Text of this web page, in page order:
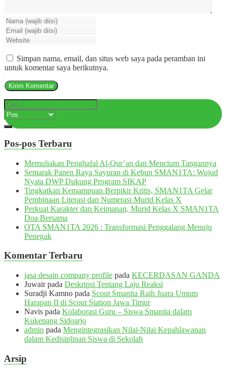
Simpan nama, email, dan situs web saya pada peramban ini
untuk komentar saya berikutnya.
Pos-pos Terbaru
Memuliakan Penghafal Al-Qur’an dan Mencium Tangannya
Semarak Panen Raya Sayuran di Kebun SMAN1TA: Wujud
Nyata DWP Dukung Program SIKAP
Tingkatkan Kemampuan Berpikir Kritis, SMAN1TA Gelar
Pembinaan Literasi dan Numerasi Murid Kelas X
Perkuat Karakter dan Keimanan, Murid Kelas X SMAN1TA
Doa Bersama
OTA SMAN1TA 2026 : Transformasi Penggalang Menuju
Penegak
Komentar Terbaru
jasa desain company profile pada KECERDASAN GANDA
Juwairpada Deskripsi Tentang Laju Reaksi
Suradji Kamno pada Scout Smanita Raih Juara Umum
Harapan II di Scout Station Jawa Timur
Navis pada Kolaborasi Guru – Siswa Smanita dalam
Kukenang Sidoarjo
admin pada Mengintegrasikan Nilai-Nilai Kepahlawanan
dalam Kedisiplinan Siswa di Sekolah
Arsip